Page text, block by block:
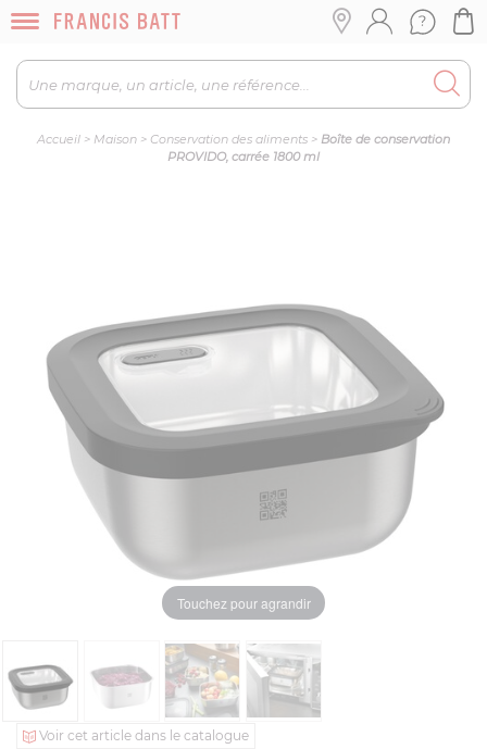
Accueil > Maison > Conservation des aliments > Boîte de conservation
PROVIDO, carrée 1800 ml
Touchez pour agrandir
Voir cet article dans le catalogue